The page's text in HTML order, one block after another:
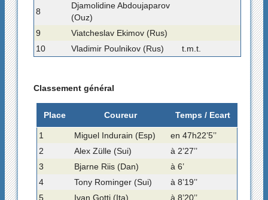
8
Djamolidine Abdoujaparov
(Ouz)
9
Viatcheslav Ekimov (Rus)
10
Vladimir Poulnikov (Rus) t.m.t.
Classement général
Place Coureur Temps / Ecart
1 Miguel Indurain (Esp)
en 47h22’5’’
2
Alex Zülle (Sui)
à 2’27’’
3
Bjarne Riis (Dan)
à 6’
4
Tony Rominger (Sui)
à 8’19’’
5
Ivan Gotti (Ita) à 8’20’’